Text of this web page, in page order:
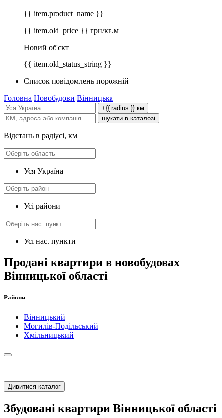
{{ item.product_name }}
{{ item.old_price }} грн/кв.м
Новий об'єкт
{{ item.old_status_string }}
Список повідомлень порожній
Головна Новобудови Вінницька
+{{ radius }} км
шукати в каталозі
Відстань в радіусі, км
Уся Україна
Усі райони
Усі нас. пункти
Продані квартири в новобудовах
Вінницької області
Райони
Вінницький
Могилів-Подільський
Хмільницький
Дивитися каталог
Збудовані квартири Вінницької області